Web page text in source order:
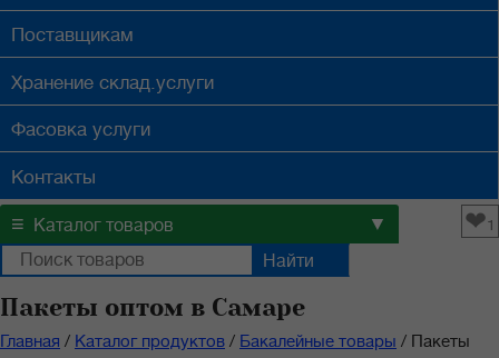
Поставщикам
Хранение склад.услуги
Фасовка услуги
Контакты
≡ Каталог товаров ▼ ❤1
Пакеты оптом в Самаре
Главная / Каталог продуктов / Бакалейные товары / Пакеты